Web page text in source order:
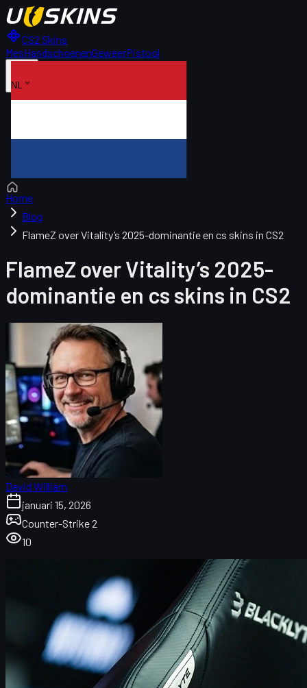
CS2 Skins
MesHandschoenenGeweerPistool
NL
Home
Blog
FlameZ over Vitality’s 2025-dominantie en cs skins in CS2
FlameZ over Vitality’s 2025-
dominantie en cs skins in CS2
David William
januari 15, 2026
Counter-Strike 2
10
FlameZ en Vitality: waarom 2025 een historisch jaar
Austin vs. Boedapest: twee Majors, twee totaal
andere vibes
Kritiek van fans en omgaan met prestatiedruk
HLTV Top 20, donk en de rol van de moderne entry
CS skins, mental game en de economie rond csgo
skins
Rostermoves: Spirit, Astralis, 100 Thieves en